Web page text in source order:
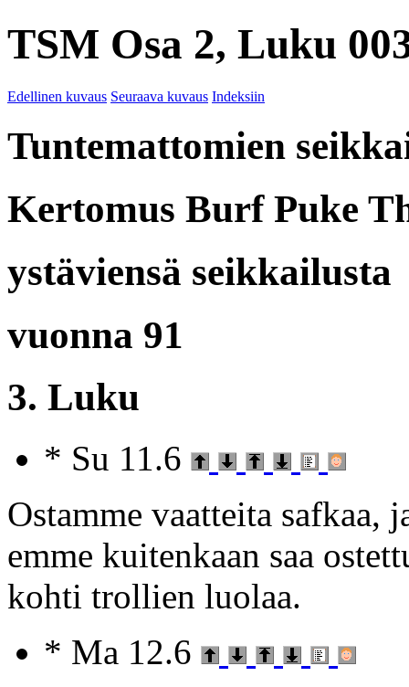
TSM Osa 2, Luku
Edellinen kuvaus Seuraava kuvaus Indeksiin
Tuntemattomien
Kertomus Burf Puke
ystäviensä seikkailusta
vuonna 91
3. Luku
* Su 11.6
Ostamme vaatteita safkaa,
emme kuitenkaan saa
kohti trollien luolaa.
* Ma 12.6